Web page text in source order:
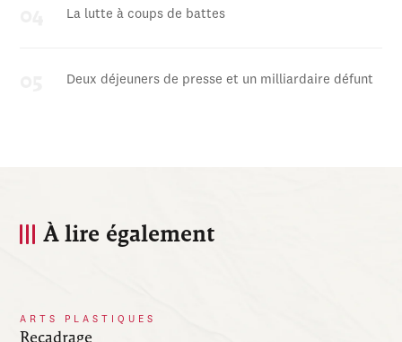
La lutte à coups de battes
Deux déjeuners de presse et un milliardaire défunt
À lire également
ARTS PLASTIQUES
Recadrage